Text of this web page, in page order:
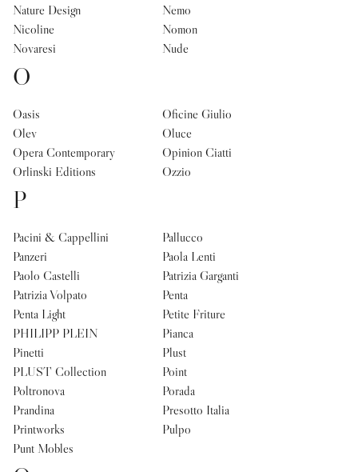
Nature Design
Nemo
Nicoline
Nomon
Novaresi
Nude
O
Oasis
Oficine Giulio
Olev
Oluce
Opera Contemporary
Opinion Ciatti
Orlinski Editions
Ozzio
P
Pacini & Cappellini
Pallucco
Panzeri
Paola Lenti
Paolo Castelli
Patrizia Garganti
Patrizia Volpato
Penta
Penta Light
Petite Friture
PHILIPP PLEIN
Pianca
Pinetti
Plust
PLUST Collection
Point
Poltronova
Porada
Prandina
Presotto Italia
Printworks
Pulpo
Punt Mobles